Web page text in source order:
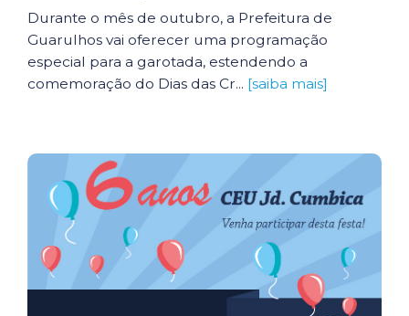
Durante o mês de outubro, a Prefeitura de
Guarulhos vai oferecer uma programação
especial para a garotada, estendendo a
comemoração do Dias das Cr... [saiba mais]